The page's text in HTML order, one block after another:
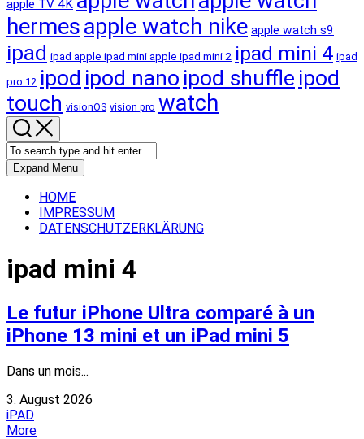
apple TV 4K
hermesapple watch nike apple watch s9
ipad ipad apple ipad mini apple ipad mini 2 ipad mini 4 ipad
pro 12 ipod ipod nano ipod shuffle ipod
touch visionOS vision pro watch
Expand Menu
HOME
IMPRESSUM
DATENSCHUTZERKLÄRUNG
ipad mini 4
Le futur iPhone Ultra comparé à un
iPhone 13 mini et un iPad mini 5
Dans un mois...
3. August 2026
iPAD
More